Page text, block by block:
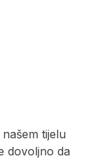
tijelu
dovoljno da